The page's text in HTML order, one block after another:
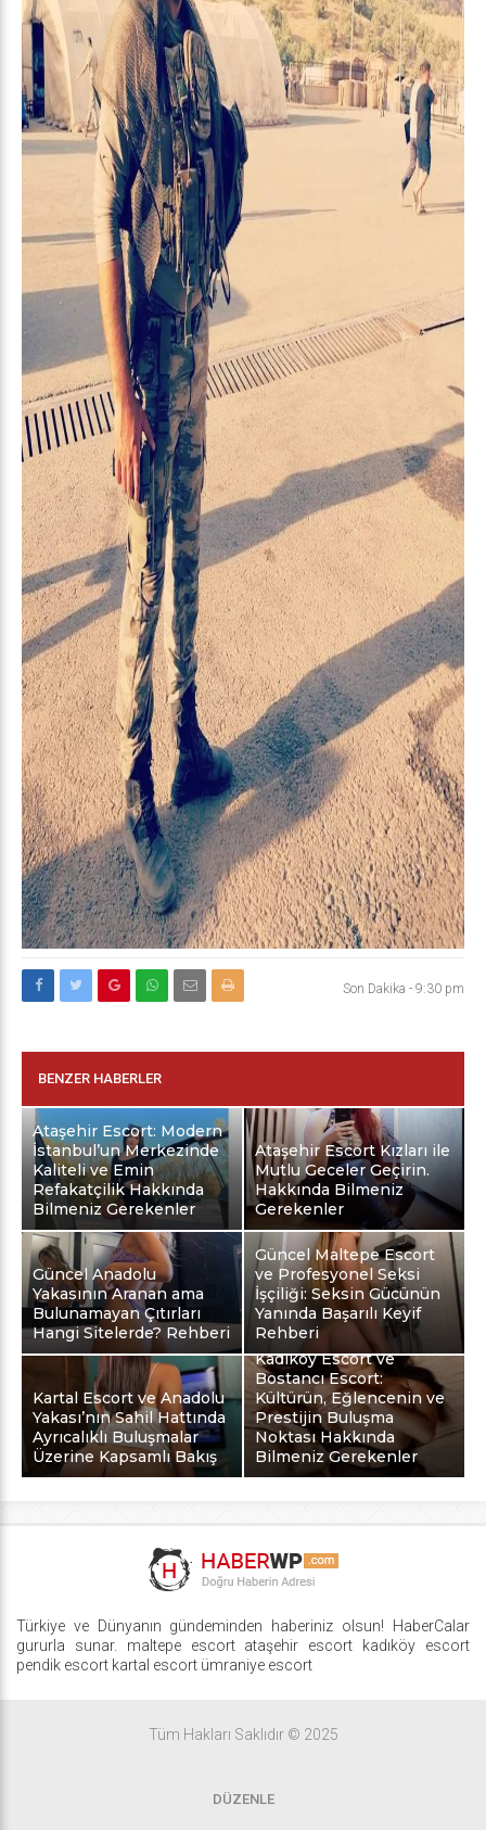
Son Dakika - 9:30 pm
BENZER HABERLER
Ataşehir Escort: Modern
İstanbul’un Merkezinde
Kaliteli ve Emin
Refakatçilik Hakkında
Bilmeniz Gerekenler
Ataşehir Escort Kızları ile
Mutlu Geceler Geçirin.
Hakkında Bilmeniz
Gerekenler
Güncel Anadolu
Yakasının Aranan ama
Bulunamayan Çıtırları
Hangi Sitelerde? Rehberi
Güncel Maltepe Escort
ve Profesyonel Seksi
İşçiliği: Seksin Gücünün
Yanında Başarılı Keyif
Rehberi
Kartal Escort ve Anadolu
Yakası’nın Sahil Hattında
Ayrıcalıklı Buluşmalar
Üzerine Kapsamlı Bakış
Kadıköy Escort ve
Bostancı Escort:
Kültürün, Eğlencenin ve
Prestijin Buluşma
Noktası Hakkında
Bilmeniz Gerekenler
Türkiye ve Dünyanın gündeminden haberiniz olsun! HaberCalar
gururla sunar. maltepe escort ataşehir escort
kadıköy escort
pendik escort kartal escort ümraniye escort
Tüm Hakları Saklıdır © 2025
DÜZENLE